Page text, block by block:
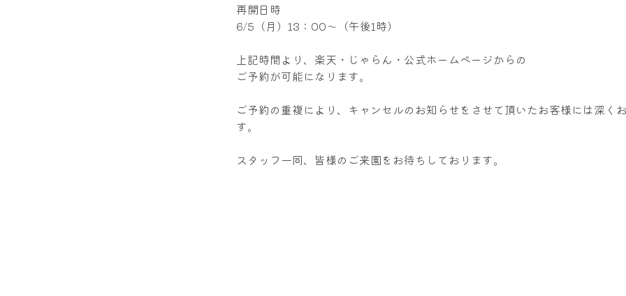
再開日時
6/5（月）13：00～（午後1時）
上記時間より、楽天・じゃらん・公式ホームページからの
ご予約が可能になります。
ご予約の重複により、キャンセルのお知らせをさせて頂いたお客様には深く
す。
スタッフ一同、皆様のご来園をお待ちしております。